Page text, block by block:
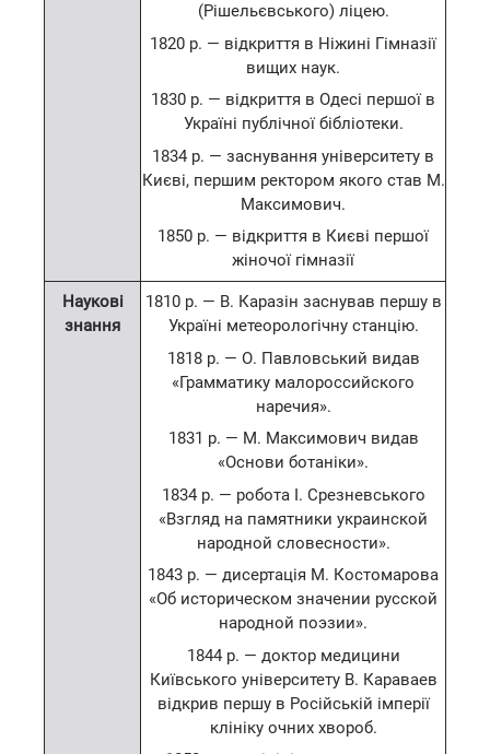
(Рішельєвського) ліцею.
1820 р. — відкриття в Ніжині Гімназії
вищих наук.
1830 р. — відкриття в Одесі першої в
Україні публічної бібліотеки.
1834 р. — заснування університету в
Києві, першим ректором якого став М.
Максимович.
1850 р. — відкриття в Києві першої
жіночої гімназії
Наукові
знання
1810 р. — В. Каразін заснував першу в
Україні метеорологічну станцію.
1818 р. — О. Павловський видав
«Грамматику малороссийского
наречия».
1831 р. — М. Максимович видав
«Основи ботаніки».
1834 р. — робота І. Срезневського
«Взгляд на памятники украинской
народной словесности».
1843 р. — дисертація М. Костомарова
«Об историческом значении русской
народной поэзии».
1844 р. — доктор медицини
Київського університету В. Караваев
відкрив першу в Російській імперії
клініку очних хвороб.